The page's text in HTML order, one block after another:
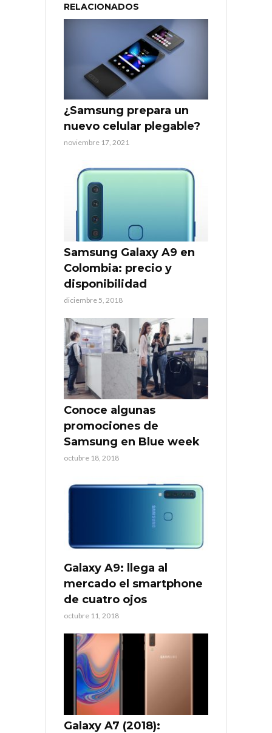
RELACIONADOS
¿Samsung prepara un
nuevo celular plegable?
noviembre 17, 2021
Samsung Galaxy A9 en
Colombia: precio y
disponibilidad
diciembre 5, 2018
Conoce algunas
promociones de
Samsung en Blue week
octubre 18, 2018
Galaxy A9: llega al
mercado el smartphone
de cuatro ojos
octubre 11, 2018
Galaxy A7 (2018):